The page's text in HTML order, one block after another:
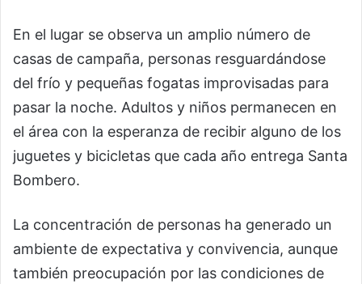
En el lugar se observa un amplio número de
casas de campaña, personas resguardándose
del frío y pequeñas fogatas improvisadas para
pasar la noche. Adultos y niños permanecen en
el área con la esperanza de recibir alguno de los
juguetes y bicicletas que cada año entrega Santa
Bombero.
La concentración de personas ha generado un
ambiente de expectativa y convivencia, aunque
también preocupación por las condiciones de